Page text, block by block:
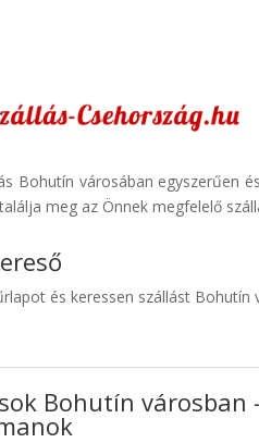
Bohutín városában egyszerűen
meg az Önnek megfelelő
és keressen szállást Bohutín
Bohutín városban